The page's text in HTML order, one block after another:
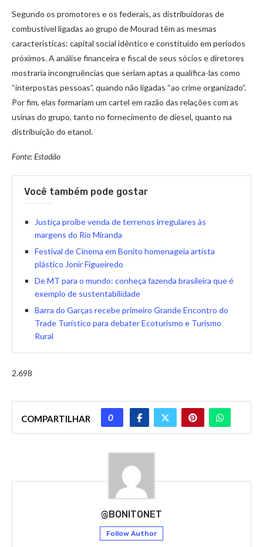
Segundo os promotores e os federais, as distribuidoras de
combustível ligadas ao grupo de Mourad têm as mesmas
características: capital social idêntico e constituído em períodos
próximos. A análise financeira e fiscal de seus sócios e diretores
mostraria incongruências que seriam aptas a qualifica-las como
“interpostas pessoas”, quando não ligadas “ao crime organizado”.
Por fim, elas formariam um cartel em razão das relações com as
usinas do grupo, tanto no fornecimento de diesel, quanto na
distribuição do etanol.
Fonte: Estadão
Você também pode gostar
Justiça proíbe venda de terrenos irregulares às
margens do Rio Miranda
Festival de Cinema em Bonito homenageia artista
plástico Jonir Figueiredo
De MT para o mundo: conheça fazenda brasileira que é
exemplo de sustentabilidade
Barra do Garças recebe primeiro Grande Encontro do
Trade Turístico para debater Ecoturismo e Turismo
Rural
2.698
COMPARTILHAR 0
@BONITONET
Follow Author